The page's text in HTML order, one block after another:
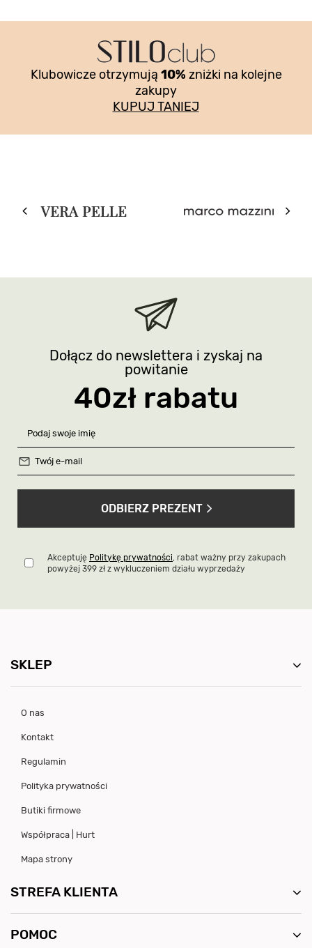
Klubowicze otrzymują 10% zniżki na kolejne
zakupy
KUPUJ TANIEJ
Dołącz do newslettera i zyskaj na
powitanie
40zł rabatu
ODBIERZ PREZENT
Akceptuję Politykę prywatności, rabat ważny przy zakupach
powyżej 399 zł z wykluczeniem działu wyprzedaży
SKLEP
O nas
Kontakt
Regulamin
Polityka prywatności
Butiki firmowe
Współpraca | Hurt
Mapa strony
STREFA KLIENTA
POMOC